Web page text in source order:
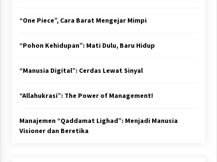
“One Piece”, Cara Barat Mengejar Mimpi
“Pohon Kehidupan”: Mati Dulu, Baru Hidup
“Manusia Digital”: Cerdas Lewat Sinyal
“Allahukrasi”: The Power of Management!
Manajemen “Qaddamat Lighad”: Menjadi Manusia
Visioner dan Beretika